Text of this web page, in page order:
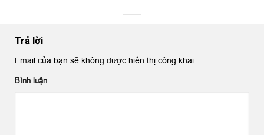
Trả lời
Email của bạn sẽ không được hiển thị công khai.
Bình luận